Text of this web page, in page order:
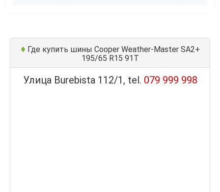
♦Где купить шины Cooper Weather-Master SA2+
195/65 R15 91T
Улица Burebista 112/1, tel. 079 999 998